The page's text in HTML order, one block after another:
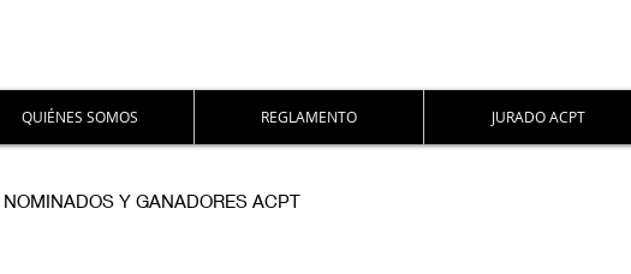
QUIÉNES SOMOS REGLAMENTO JURADO ACPT
NOMINADOS Y GANADORES ACPT